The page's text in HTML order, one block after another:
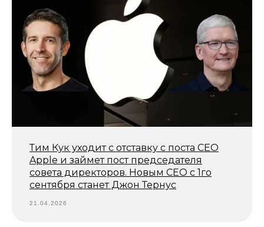
Тим Кук уходит с отставку с поста СЕО
Apple и займет пост председателя
совета директоров. Новым СЕО с 1го
сентября станет Джон Тернус
21.04.2026